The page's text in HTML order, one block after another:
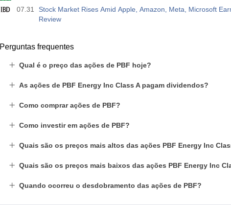
07.31
Stock Market Rises Amid Apple, Amazon, Meta, Microsoft
Review
Perguntas frequentes
Qual é o preço das ações de PBF hoje?
As ações de PBF Energy Inc Class A pagam dividendos?
Como comprar ações de PBF?
Como investir em ações de PBF?
Quais são os preços mais altos das ações PBF Energy Inc
Quais são os preços mais baixos das ações PBF Energy Inc
Quando ocorreu o desdobramento das ações de PBF?